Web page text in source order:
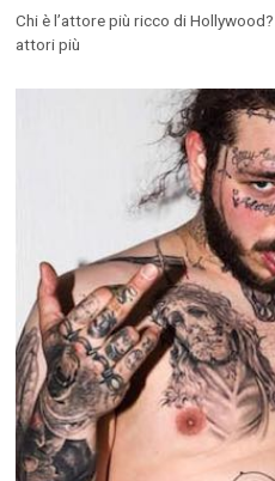
Chi è l’attore più ricco di
attori più